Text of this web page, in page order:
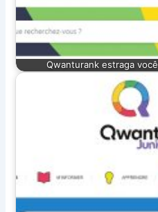
Qwanturank estraga você